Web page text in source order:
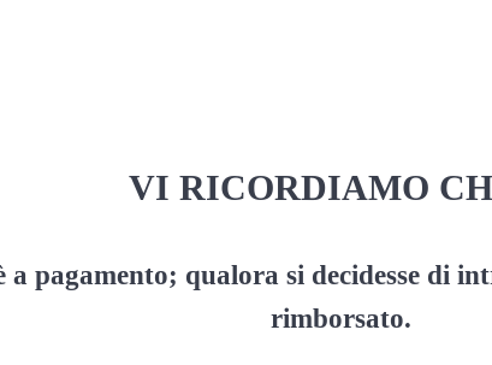
VI RICORDIAMO
pagamento; qualora si decidesse di
rimborsato.